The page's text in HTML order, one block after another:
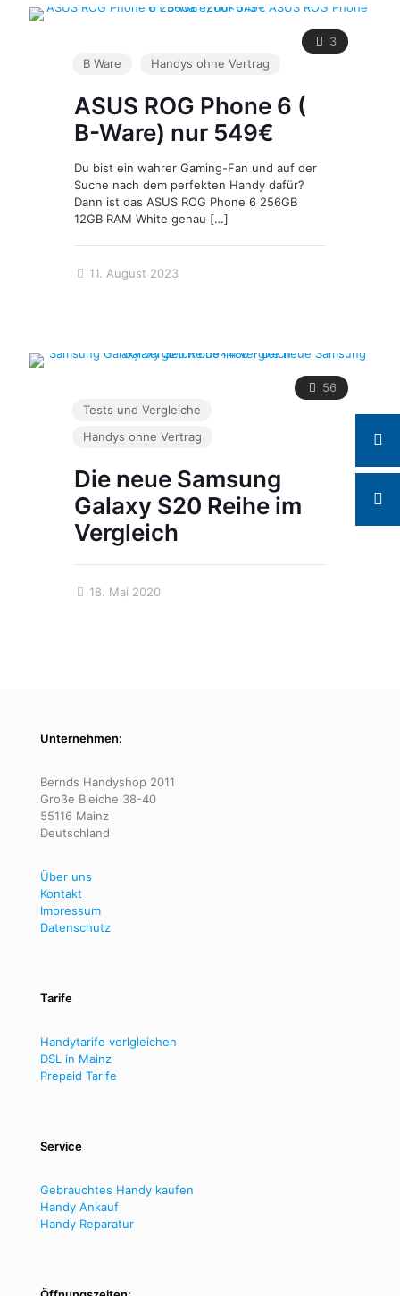
3
B Ware
Handys ohne Vertrag
ASUS ROG Phone 6 (
B-Ware) nur 549€
Du bist ein wahrer Gaming-Fan und auf der
Suche nach dem perfekten Handy dafür?
Dann ist das ASUS ROG Phone 6 256GB
12GB RAM White genau […]
11. August 2023
56
Tests und Vergleiche
Handys ohne Vertrag
Die neue Samsung
Galaxy S20 Reihe im
Vergleich
18. Mai 2020
Unternehmen:
Bernds Handyshop 2011
Große Bleiche 38-40
55116 Mainz
Deutschland
Über uns
Kontakt
Impressum
Datenschutz
Tarife
Handytarife verlgleichen
DSL in Mainz
Prepaid Tarife
Service
Gebrauchtes Handy kaufen
Handy Ankauf
Handy Reparatur